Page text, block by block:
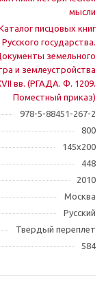
мысли
писцовых книг
Русского государства.
земельного
и землеустройства
вв. (РГАДА. Ф. 1209.
Поместный приказ)
978-5-88451-267-2
800
145х200
448
2010
Москва
Русский
Твердый переплет
584